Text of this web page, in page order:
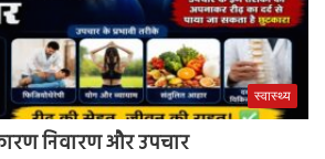
स्वास्थ्य
निवारण और उपचार